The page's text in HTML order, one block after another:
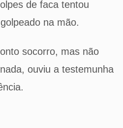
de faca tentou
na mão.
socorro, mas não
ouviu a testemunha